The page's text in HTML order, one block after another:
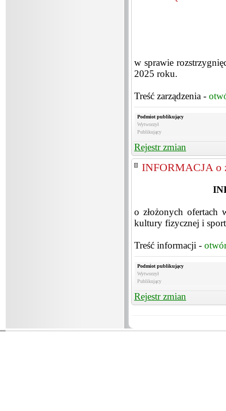
w sprawie
2025 roku.
Treść zarządzenia -
Podmiot publikujący
Wytworzył
Publikujący
Rejestr zmian
INFORMACJA o
o złożonych ofertach
kultury fizycznej i
Treść informacji -
Podmiot publikujący
Wytworzył
Publikujący
Rejestr zmian